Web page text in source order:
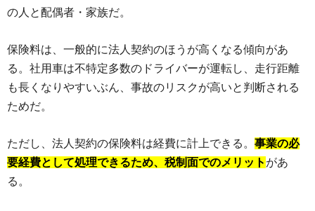
の人と配偶者・家族だ。
保険料は、一般的に法人契約のほうが高くなる傾向があ
る。社用車は不特定多数のドライバーが運転し、走行距離
も長くなりやすいぶん、事故のリスクが高いと判断される
ためだ。
ただし、法人契約の保険料は経費に計上できる。 事業の必
要経費として処理できるため、税制面でのメリット があ
る。